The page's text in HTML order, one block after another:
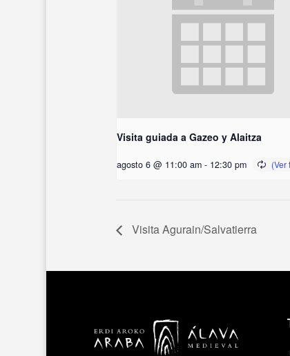
Visita guiada a Gazeo y Alaitza
agosto 6 @ 11:00 am - 12:30 pm
Visita Agurain/Salvatierra